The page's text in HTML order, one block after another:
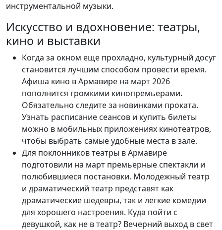
инструментальной музыки.
Искусство и вдохновение: театры,
кино и выставки
Когда за окном еще прохладно, культурный досуг
становится лучшим способом провести время.
Афиша кино в Армавире на март 2026
пополнится громкими кинопремьерами.
Обязательно следите за новинками проката.
Узнать расписание сеансов и купить билеты
можно в мобильных приложениях кинотеатров,
чтобы выбрать самые удобные места в зале.
Для поклонников театры в Армавире
подготовили на март премьерные спектакли и
полюбившиеся постановки. Молодежный театр
и драматический театр представят как
драматические шедевры, так и легкие комедии
для хорошего настроения. Куда пойти с
девушкой, как не в театр? Вечерний выход в свет